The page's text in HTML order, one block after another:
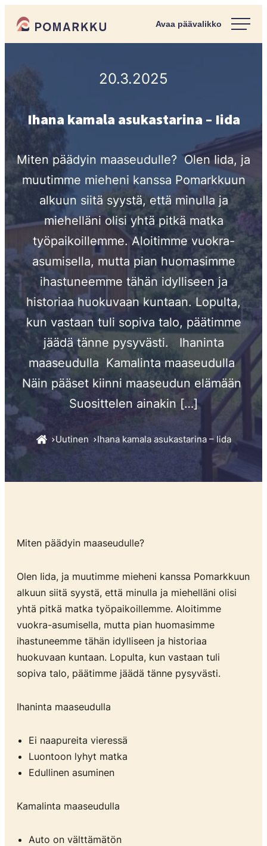
Siirry
suoraan
Pomarkun kunta
sinulle.
20.3.2025
Ihana kamala asukastarina – Iida
Miten päädyin maaseudulle? Olen Iida, ja
muutimme mieheni kanssa Pomarkkuun
alkuun siitä syystä, että minulla ja
miehelläni olisi yhtä pitkä matka
työpaikoillemme. Aloitimme vuokra-
asumisella, mutta pian huomasimme
ihastuneemme tähän idylliseen ja
historiaa huokuvaan kuntaan. Lopulta,
kun vastaan tuli sopiva talo, päätimme
jäädä tänne pysyvästi. Ihaninta
maaseudulla Kamalinta maaseudulla
Näin pääset kiinni maaseudun elämään
Suosittelen ainakin […]
Uutinen Ihana kamala asukastarina – Iida
Miten päädyin maaseudulle?
Olen Iida, ja muutimme mieheni kanssa Pomarkkuun
alkuun siitä syystä, että minulla ja miehelläni olisi
yhtä pitkä matka työpaikoillemme. Aloitimme
vuokra-asumisella, mutta pian huomasimme
ihastuneemme tähän idylliseen ja historiaa
huokuvaan kuntaan. Lopulta, kun vastaan tuli
sopiva talo, päätimme jäädä tänne pysyvästi.
Ihaninta maaseudulla
Ei naapureita vieressä
Luontoon lyhyt matka
Edullinen asuminen
Kamalinta maaseudulla
Auto on välttämätön